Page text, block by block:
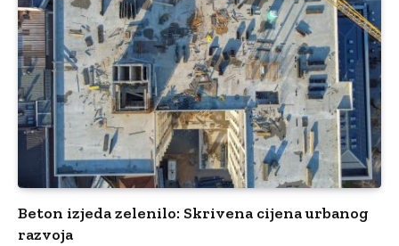
Beton izjeda zelenilo: Skrivena cijena urbanog
razvoja